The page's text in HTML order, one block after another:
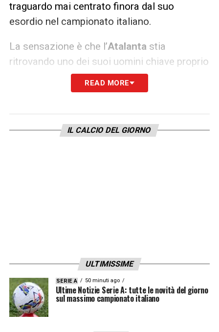
traguardo mai centrato finora dal suo
esordio nel campionato italiano.
La sensazione è che l’Atalanta stia
ritrovando uno dei suoi uomini chiave proprio
nel momento decisivo della stagione.
Gasperini punta molto su Scamacca, non
anche per il lavoro spalle alla porta, la fisicità
e l’abilità nel far salire la squadra.
mise a segno una doppietta che lasciò il
segno. Un ricordo che potrebbe trasformarsi
in ulteriore motivazione per continuare il suo
momento positivo.
READ MORE
IL CALCIO DEL GIORNO
ULTIMISSIME
SERIE A 50 minuti ago
Ultime Notizie Serie A: tutte le novità del giorno
sul massimo campionato italiano